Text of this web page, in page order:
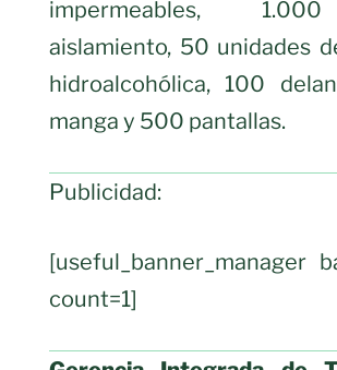
impermeables,
aislamiento, 50 unidades
hidroalcohólica, 100
manga y 500 pantallas.
Publicidad:
[useful_banner_manager
count=1]